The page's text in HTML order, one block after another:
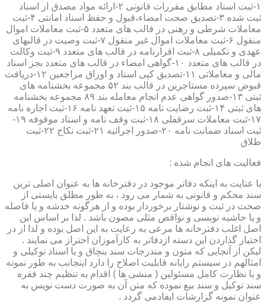
۱-ثبت اسناد مطابق مقررات قانونی ۲-ارائه مواد مصدق از اسناد
ثبت شده ۳-تصدیق صحت امضاء،قبول و حفظ اسناد امانتی ۴-ثبت
معاملات شرطی و رهنی در قالب های متعدد ۵-ثبت معاملات اموال
منقول ۶-ثبت معاملات اموال غیر منقول ۷-ثبت وصیت در قالبهای
عهدی و تکمیلی ۸-ثبت اقرارنامه در قالب های متعدد ۹-ثبت وکالت
در قالب های متعدد ۱۰-گواهی امضاء در قالب های متعدد بجز اسناد
مالی و معاملاتی ۱۱-تصدیق کپی اسناد و اوراق مراجعین ۱۲-دریافت
قبوض سپرده مستاجرین در قالب بند ۵۲ مجموعه بخشنامه های
ثبتی ۱۳-صدور گواهی عدم انجام معامله بند ۸۹ مجموعه بخشنامه
های ثبتی ۱۴-ثبت رضایت نامه ۱۵-ثبت تعهد نامه ۱۶-ثبت اجاره نامه
۱۷-ثبت معاملات سرقفلی ۱۸-ثبت وقف نامه و اسناد موقوفه ۱۹-
ثبت اسناد ضمانت نامه ۲۰-صدور اجرائیه ۲۱-ثبت نکاح ۲۲-ثبت
طلاق
فعالیت های انجام شده :
با عنایت به اینکه دفاتر موجود در دفترخانه ها به عنوان اصلی ترین
سند محکم و قانونی به شمار می رود ، به طور مطلق بایستی از
صحت در ثبت و نوشتار برخوردار بوده و از هرگونه خدشه و یا فاصله
و یا حاشیه نویسی و نواقص مثلی مصون باشد . لذا بر اساس این
اصل اغلب دفترخانه ها مرعی به رعایت به این اصل بوده و لذا از در
اختیار گذاردن این دسته ازدفاتر به کارآموزان احتراز می نمایند .
لیکن از آنجایی که متون و مندرجات سند بنچاق و یا اسناد توکیلی و
امثالهم در سیستم رایانه قابلیت اصلاح را دارد اینجانب به طور نمونه
و با نظارت کامل مسئولین ( منشی ها ) اقدام به تنظیم چند فقره
سند توکیل و سند بیع نموده که متن آن به صورت دست نویس به
عنوان نمونه گزارشات ایفادمی گردد .